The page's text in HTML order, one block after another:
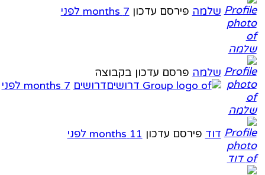
שלמהפירסם עדכון7 months לפני
שלמהפרסם עדכון בקבוצה
דרושים 7 months לפני
דודפירסם עדכון11 months לפני